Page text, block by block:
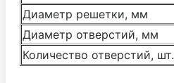
Диаметр решетки, мм
Диаметр отверстий, мм
Количество отверстий, шт.